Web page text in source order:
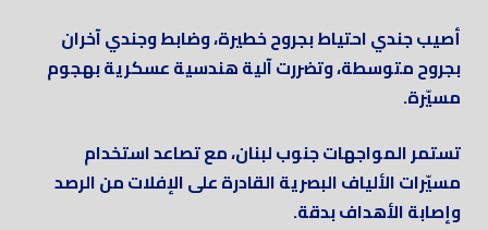
أصيب جندي احتياط بجروح خطيرة، وضابط وجندي آخران
بجروح متوسطة، وتضررت آلية هندسية عسكرية بهجوم
مسيّرة.
تستمر المواجهات جنوب لبنان، مع تصاعد استخدام
مسيّرات الألياف البصرية القادرة على الإفلات من الرصد
وإصابة الأهداف بدقة.